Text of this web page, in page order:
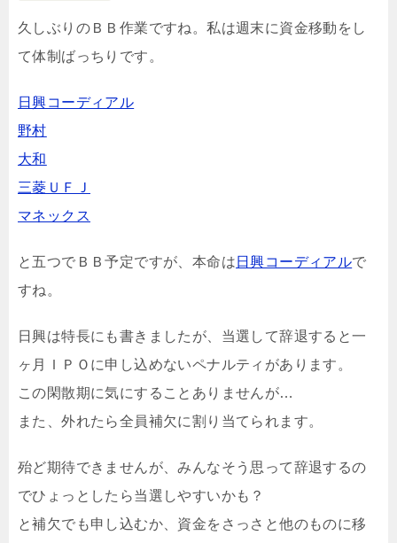
久しぶりのＢＢ作業ですね。私は週末に資金移動をし
て体制ばっちりです。
日興コーディアル
野村
大和
三菱ＵＦＪ
マネックス
と五つでＢＢ予定ですが、本命は 日興コーディアルで
すね。
日興は特長にも書きましたが、当選して辞退すると一
ヶ月ＩＰＯに申し込めないペナルティがあります。
この閑散期に気にすることありませんが…
また、外れたら全員補欠に割り当てられます。
殆ど期待できませんが、みんなそう思って辞退するの
でひょっとしたら当選しやすいかも？
と補欠でも申し込むか、資金をさっさと他のものに移